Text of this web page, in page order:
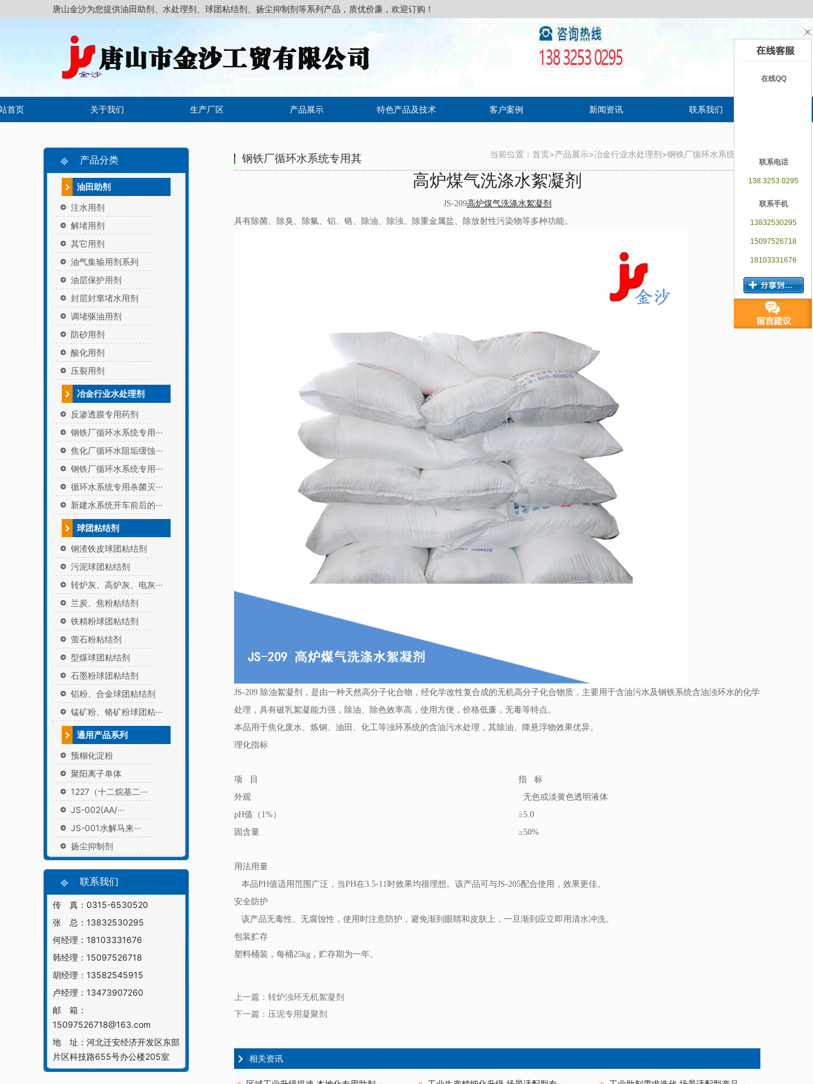
唐山金沙为您提供油田助剂、水处理剂、球团粘结剂、扬尘抑制剂等系列产品，质优价廉，欢迎订购！
首页 关于我们 生产厂区 产品展示 特色产品及技术 客户案例 新闻资讯 联系我们
产品分类
油田助剂
注水用剂
解堵用剂
其它用剂
油气集输用剂系列
油层保护用剂
封层封窜堵水用剂
调堵驱油用剂
防砂用剂
酸化用剂
压裂用剂
冶金行业水处理剂
反渗透膜专用药剂
钢铁厂循环水系统专用···
焦化厂循环水阻垢缓蚀···
钢铁厂循环水系统专用···
循环水系统专用杀菌灭···
新建水系统开车前后的···
球团粘结剂
钢渣铁皮球团粘结剂
污泥球团粘结剂
转炉灰、高炉灰、电灰···
兰炭、焦粉粘结剂
铁精粉球团粘结剂
萤石粉粘结剂
型煤球团粘结剂
石墨粉球团粘结剂
铝粉、合金球团粘结剂
锰矿粉、铬矿粉球团粘···
通用产品系列
预糊化淀粉
聚阳离子单体
1227（十二烷基二···
JS-002(AA/···
JS-001水解马来···
扬尘抑制剂
联系我们
传 真：0315-6530520
张 总：13832530295
何经理：18103331676
韩经理：15097526718
胡经理：13582545915
卢经理：13473907260
邮 箱：
15097526718@163.com
地 址：河北迁安经济开发区东部
片区科技路655号办公楼205室
钢铁厂循环水系统专用其 当前位置： 首页>产品展示>冶金行业水处理剂>钢铁厂循环水系统专用其
高炉煤气洗涤水絮凝剂
JS-209高炉煤气洗涤水絮凝剂
具有除菌、除臭、除氟、铝、铬、除油、除浊、除重金属盐、除放射性污染物等多种功能。
JS-209 除油絮凝剂，是由一种天然高分子化合物，经化学改性复合成的无机高分子化合物质，主要用于含油污水及钢铁系统含油浊环水的化学
处理，具有破乳絮凝能力强，除油、除色效率高，使用方便，价格低廉，无毒等特点。
本品用于焦化废水、炼钢、油田、化工等浊环系统的含油污水处理，其除油、降悬浮物效果优异。
理化指标
项 目
指 标
外观
无色或淡黄色透明液体
pH值（1%）
≥5.0
固含量
≥50%
用法用量
本品PH值适用范围广泛，当PH在3.5-11时效果均很理想。该产品可与JS-205配合使用，效果更佳。
安全防护
该产品无毒性、无腐蚀性，使用时注意防护，避免渐到眼睛和皮肤上，一旦渐到应立即用清水冲洗。
包装贮存
塑料桶装，每桶25kg，贮存期为一年。
上一篇： 转炉浊环无机絮凝剂
下一篇： 压泥专用凝聚剂
相关资讯
在线QQ
联系电话
138 3253 0295
联系手机
13832530295
15097526718
18103331676